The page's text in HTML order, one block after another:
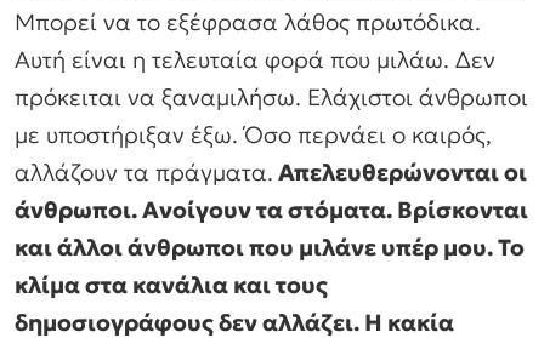
Μπορεί να το εξέφρασα λάθος πρωτόδικα.
Αυτή είναι η τελευταία φορά που μιλάω. Δεν
πρόκειται να ξαναμιλήσω. Ελάχιστοι άνθρωποι
με υποστήριξαν έξω. Όσο περνάει ο καιρός,
αλλάζουν τα πράγματα. Απελευθερώνονται οι
άνθρωποι. Ανοίγουν τα στόματα. Βρίσκονται
και άλλοι άνθρωποι που μιλάνε υπέρ μου. Το
κλίμα στα κανάλια και τους
δημοσιογράφους δεν αλλάζει. Η κακία